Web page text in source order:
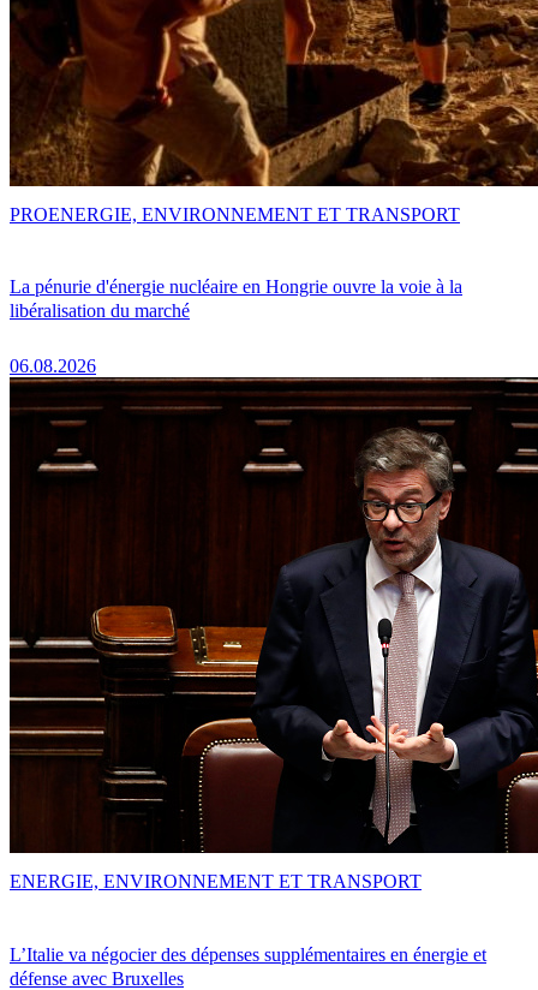
La pénurie d'énergie nucléaire en Hongrie ouvre la voie à la
libéralisation du marché
06.08.2026
PROENERGIE, ENVIRONNEMENT ET TRANSPORT
L’Italie va négocier des dépenses supplémentaires en énergie et
défense avec Bruxelles
ENERGIE, ENVIRONNEMENT ET TRANSPORT